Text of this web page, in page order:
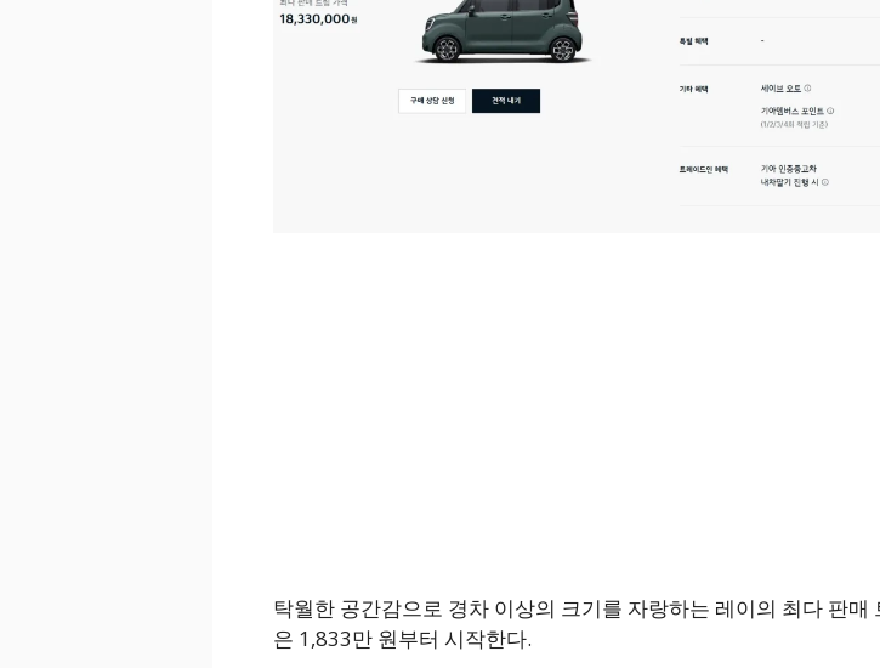
탁월한 공간감으로 경차 이상의 크기를 자랑하는 레이의 최다 판매
은 1,833만 원부터 시작한다.